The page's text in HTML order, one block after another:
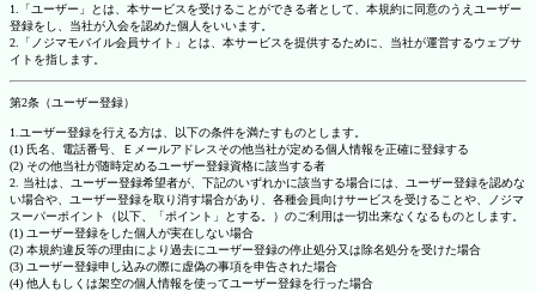
1.「ユーザー」とは、本サービスを受けることができる者として、本規約に同意のうえユーザー
登録をし、当社が入会を認めた個人をいいます。
2.「ノジマモバイル会員サイト」とは、本サービスを提供するために、当社が運営するウェブサ
イトを指します。
第2条（ユーザー登録）
1.ユーザー登録を行える方は、以下の条件を満たすものとします。
(1) 氏名、電話番号、Ｅメールアドレスその他当社が定める個人情報を正確に登録する
(2) その他当社が随時定めるユーザー登録資格に該当する者
2. 当社は、ユーザー登録希望者が、下記のいずれかに該当する場合には、ユーザー登録を認めな
い場合や、ユーザー登録を取り消す場合があり、各種会員向けサービスを受けることや、ノジマ
スーパーポイント（以下、「ポイント」とする。）のご利用は一切出来なくなるものとします。
(1) ユーザー登録をした個人が実在しない場合
(2) 本規約違反等の理由により過去にユーザー登録の停止処分又は除名処分を受けた場合
(3) ユーザー登録申し込みの際に虚偽の事項を申告された場合
(4) 他人もしくは架空の個人情報を使ってユーザー登録を行った場合